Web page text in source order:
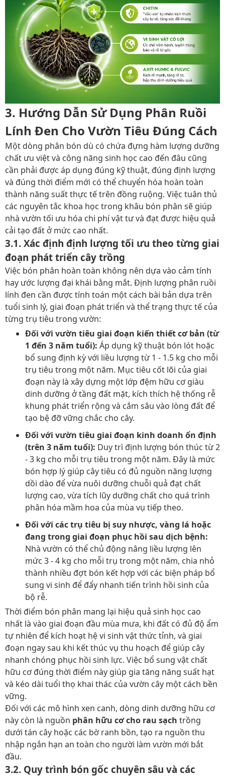
3. Hướng Dẫn Sử Dụng Phân Ruồi
Lính Đen Cho Vườn Tiêu Đúng Cách
Một dòng phân bón dù có chứa đựng hàm lượng dưỡng
chất ưu việt và công năng sinh học cao đến đâu cũng
cần phải được áp dụng đúng kỹ thuật, đúng định lượng
và đúng thời điểm mới có thể chuyển hóa hoàn toàn
thành năng suất thực tế trên đồng ruộng. Việc tuân thủ
các nguyên tắc khoa học trong khâu bón phân sẽ giúp
nhà vườn tối ưu hóa chi phí vật tư và đạt được hiệu quả
cải tạo đất ở mức cao nhất.
3.1. Xác định định lượng tối ưu theo từng giai
đoạn phát triển cây trồng
Việc bón phân hoàn toàn không nên dựa vào cảm tính
hay ước lượng đại khái bằng mắt. Định lượng phân ruồi
lính đen cần được tính toán một cách bài bản dựa trên
tuổi sinh lý, giai đoạn phát triển và thể trạng thực tế của
từng trụ tiêu trong vườn:
Đối với vườn tiêu giai đoạn kiến thiết cơ bản (từ
1 đến 3 năm tuổi): Áp dụng kỹ thuật bón lót hoặc
bổ sung định kỳ với liều lượng từ 1 - 1.5 kg cho mỗi
trụ tiêu trong một năm. Mục tiêu cốt lõi của giai
đoạn này là xây dựng một lớp đệm hữu cơ giàu
dinh dưỡng ở tầng đất mặt, kích thích hệ thống rễ
khung phát triển rộng và cắm sâu vào lòng đất để
tạo bệ đỡ vững chắc cho cây.
Đối với vườn tiêu giai đoạn kinh doanh ổn định
(trên 3 năm tuổi): Duy trì định lượng bón thúc từ 2
- 3 kg cho mỗi trụ tiêu trong một năm. Đây là mức
bón hợp lý giúp cây tiêu có đủ nguồn năng lượng
dồi dào để vừa nuôi dưỡng chuỗi quả đạt chất
lượng cao, vừa tích lũy dưỡng chất cho quá trình
phân hóa mầm hoa của mùa vụ tiếp theo.
Đối với các trụ tiêu bị suy nhược, vàng lá hoặc
đang trong giai đoạn phục hồi sau dịch bệnh:
Nhà vườn có thể chủ động nâng liều lượng lên
mức 3 - 4 kg cho mỗi trụ trong một năm, chia nhỏ
thành nhiều đợt bón kết hợp với các biện pháp bổ
sung vi sinh để đẩy nhanh tiến trình hồi sinh của
bộ rễ.
Thời điểm bón phân mang lại hiệu quả sinh học cao
nhất là vào giai đoạn đầu mùa mưa, khi đất có đủ độ ẩm
tự nhiên để kích hoạt hệ vi sinh vật thức tỉnh, và giai
đoạn ngay sau khi kết thúc vụ thu hoạch để giúp cây
nhanh chóng phục hồi sinh lực. Việc bổ sung vật chất
hữu cơ đúng thời điểm này giúp gia tăng năng suất hạt
và kéo dài tuổi thọ khai thác của vườn cây một cách bền
vững.
Đối với các mô hình xen canh, dòng dinh dưỡng hữu cơ
này còn là nguồn phân hữu cơ cho rau sạch trồng
dưới tán cây hoặc các bờ ranh bồn, tạo ra nguồn thu
nhập ngắn hạn an toàn cho người làm vườn mới bắt
đầu.
3.2. Quy trình bón gốc chuyên sâu và các